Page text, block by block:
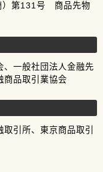
）第131号 商品先物
、一般社団法人金融先
商品取引業協会
引所、東京商品取引